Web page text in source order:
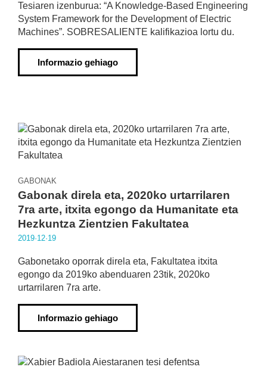
Tesiaren izenburua: “A Knowledge-Based Engineering
System Framework for the Development of Electric
Machines”. SOBRESALIENTE kalifikazioa lortu du.
Informazio gehiago
GABONAK
Gabonak direla eta, 2020ko urtarrilaren
7ra arte, itxita egongo da Humanitate eta
Hezkuntza Zientzien Fakultatea
2019·12·19
Gabonetako oporrak direla eta, Fakultatea itxita
egongo da 2019ko abenduaren 23tik, 2020ko
urtarrilaren 7ra arte.
Informazio gehiago